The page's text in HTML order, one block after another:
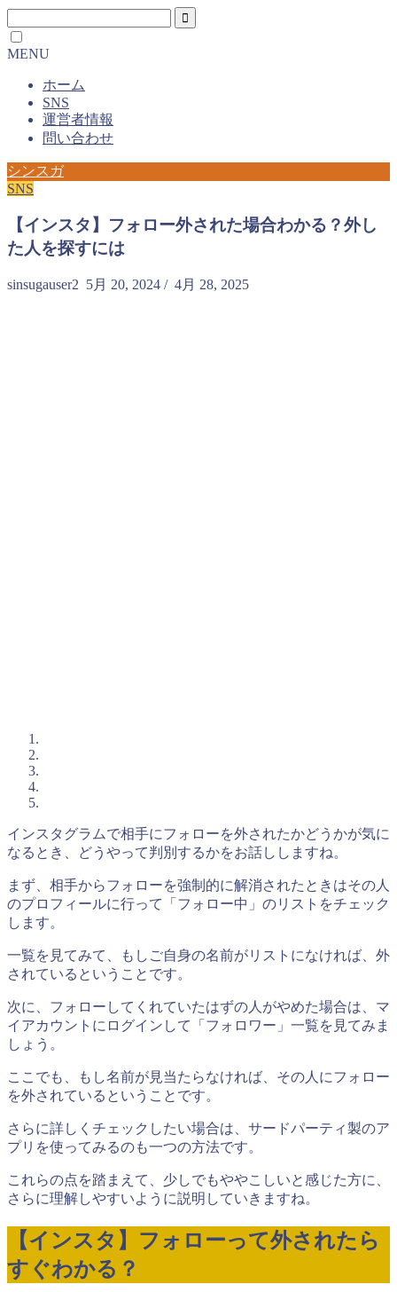
MENU
ホーム
SNS
運営者情報
問い合わせ
シンスガ
SNS
【インスタ】フォロー外された場合わかる？外し
た人を探すには
sinsugauser2 5月 20, 2024 / 4月 28, 2025
インスタグラムで相手にフォローを外されたかどうかが気に
なるとき、どうやって判別するかをお話ししますね。
まず、相手からフォローを強制的に解消されたときはその人
のプロフィールに行って「フォロー中」のリストをチェック
します。
一覧を見てみて、もしご自身の名前がリストになければ、外
されているということです。
次に、フォローしてくれていたはずの人がやめた場合は、マ
イアカウントにログインして「フォロワー」一覧を見てみま
しょう。
ここでも、もし名前が見当たらなければ、その人にフォロー
を外されているということです。
さらに詳しくチェックしたい場合は、サードパーティ製のア
プリを使ってみるのも一つの方法です。
これらの点を踏まえて、少しでもややこしいと感じた方に、
さらに理解しやすいように説明していきますね。
【インスタ】フォローって外されたら
すぐわかる？